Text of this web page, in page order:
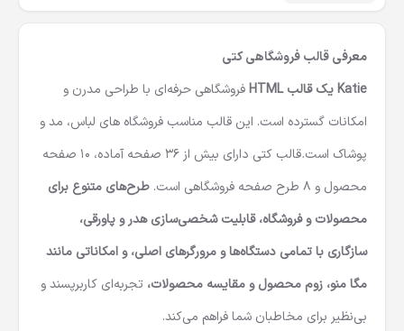
معرفی قالب فروشگاهی کتی
Katie یک قالب HTML
فروشگاهی حرفه‌ای با طراحی مدرن و
امکانات گسترده است. این قالب مناسب فروشگاه‌ های لباس، مد و
پوشاک است.
قالب کتی دارای بیش از 36 صفحه آماده، 10 صفحه
محصول و 8 طرح صفحه فروشگاهی است.
طرح‌های متنوع برای
محصولات و فروشگاه، قابلیت شخصی‌سازی هدر و پاورقی،
سازگاری با تمامی دستگاه‌ها و مرورگرهای اصلی، و امکاناتی مانند
مگا منو، زوم محصول و مقایسه محصولات، تجربه‌ای کاربرپسند و
بی‌نظیر برای مخاطبان شما فراهم می‌کند.